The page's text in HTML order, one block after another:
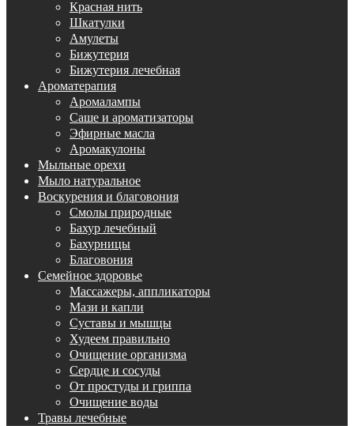
Красная нить
Шкатулки
Амулеты
Бижутерия
Бижутерия лечебная
Ароматерапия
Аромалампы
Саше и ароматизаторы
Эфирные масла
Аромакулоны
Мыльные орехи
Мыло натуральное
Воскурения и благовония
Смолы природные
Бахур лечебный
Бахурницы
Благовония
Семейное здоровье
Массажеры, аппликаторы
Мази и капли
Суставы и мышцы
Худеем правильно
Очищение организма
Сердце и сосуды
От простуды и гриппа
Очищение воды
Травы лечебные